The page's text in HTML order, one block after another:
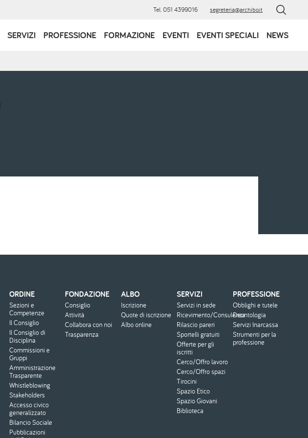
Tel. 051 4399016 segreteria@archibo.it
SERVIZI PROFESSIONE FORMAZIONE EVENTI EVENTI SPECIALI NEWS
Menu
footer
ORDINE
Sezioni e
Competenze
Il Consiglio
Il Consiglio di
Disciplina
Commissioni e
Gruppi
Amministrazione
Trasparente
Whistleblowing
Stakeholders
Accesso civico
generalizzato
Bilancio Sociale
Pubblicazioni
FONDAZIONE
Consiglio
Attività
Collabora con noi
Trasparenza
ALBO
Iscrizione
Quote di iscrizione
Albo online
SERVIZI
Servizi in sede
Ricevimento/Consulenza
Rilascio pareri
Sportelli gratuiti
Offerte per gli
iscritti
Cerco/Offro lavoro
Cerco/Offro spazi
Tirocini
Spazio Etico
Spazio Giovani
Biblioteca
PROFESSIONE
Obblighi e tutele
Deontologia
Servizi Inarcassa
Strumenti per la
professione